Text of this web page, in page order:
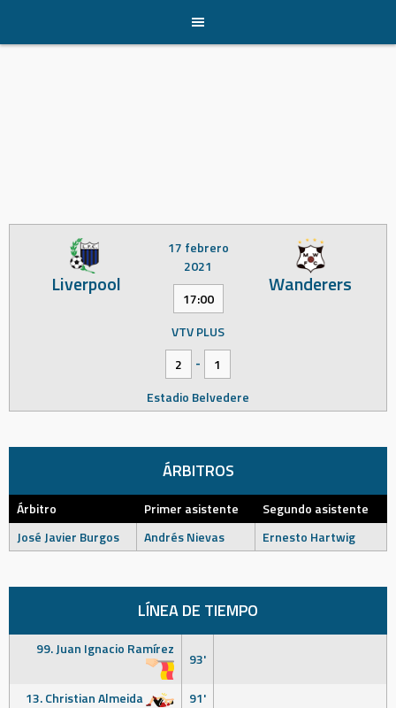
content
Liverpool Wanderers
17 febrero
2021
17:00
VTV PLUS
2
-
1
Estadio Belvedere
ÁRBITROS
Árbitro Primer asistente
Segundo asistente
José Javier Burgos
Andrés Nievas Ernesto Hartwig
LÍNEA DE TIEMPO
99. Juan Ignacio Ramírez
93'
13. Christian Almeida
91'